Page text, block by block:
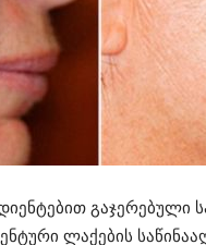
გაჯერებული
ლაქების